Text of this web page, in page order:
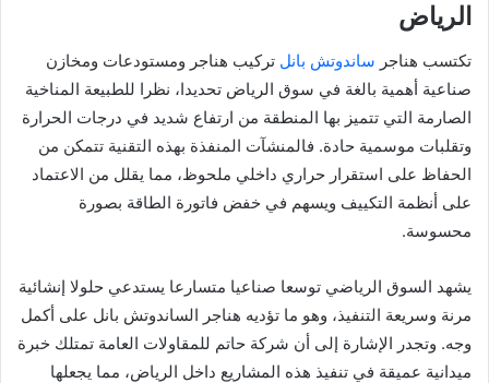
الرياض
تكتسب هناجر ساندوتش بانل تركيب هناجر ومستودعات ومخازن
صناعية أهمية بالغة في سوق الرياض تحديدا، نظرا للطبيعة المناخية
الصارمة التي تتميز بها المنطقة من ارتفاع شديد في درجات الحرارة
وتقلبات موسمية حادة. فالمنشآت المنفذة بهذه التقنية تتمكن من
الحفاظ على استقرار حراري داخلي ملحوظ، مما يقلل من الاعتماد
على أنظمة التكييف ويسهم في خفض فاتورة الطاقة بصورة
محسوسة.
يشهد السوق الرياضي توسعا صناعيا متسارعا يستدعي حلولا إنشائية
مرنة وسريعة التنفيذ، وهو ما تؤديه هناجر الساندوتش بانل على أكمل
وجه. وتجدر الإشارة إلى أن شركة حاتم للمقاولات العامة تمتلك خبرة
ميدانية عميقة في تنفيذ هذه المشاريع داخل الرياض، مما يجعلها